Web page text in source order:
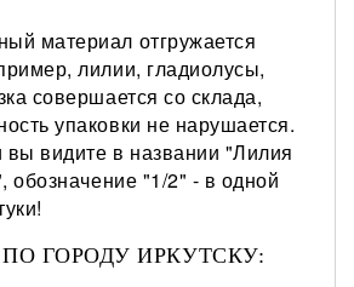
материал отгружается
лилии, гладиолусы,
совершается со склада,
упаковки не нарушается.
видите в названии "Лилия
обозначение "1/2" - в одной
ГОРОДУ ИРКУТСКУ: